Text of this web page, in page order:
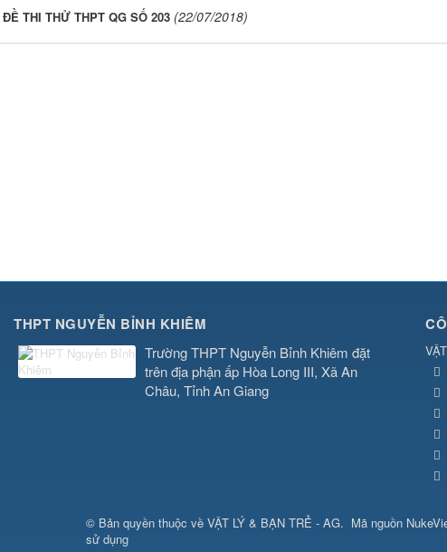
ĐỀ THI THỬ THPT QG SỐ 203 (22/07/2018)
THPT NGUYỄN BỈNH KHIÊM
Trường THPT Nguyễn Bỉnh Khiêm đặt
trên địa phận ấp Hòa Long III, Xã An
Châu, Tỉnh An Giang
© Bản quyền thuộc về VẬT LÝ & BẠN TRẺ - AG. Mã nguồn
sử dụng